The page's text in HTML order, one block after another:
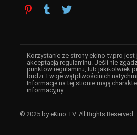
Korzystanie ze strony ekino-tv.pro
akceptacją regulaminu. Jeśli nie
punktów regulaminu, lub jakikolwiek
budzi Twoje wątpliwościnich
Informacje na tej stronie mają
informacyjny.
© 2025 by eKino TV. All Rights Reserved.